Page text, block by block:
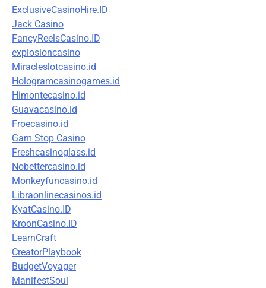
ExclusiveCasinoHire.ID
Jack Casino
FancyReelsCasino.ID
explosioncasino
Miracleslotcasino.id
Hologramcasinogames.id
Himontecasino.id
Guavacasino.id
Froecasino.id
Gam Stop Casino
Freshcasinoglass.id
Nobettercasino.id
Monkeyfuncasino.id
Libraonlinecasinos.id
KyatCasino.ID
KroonCasino.ID
LearnCraft
CreatorPlaybook
BudgetVoyager
ManifestSoul